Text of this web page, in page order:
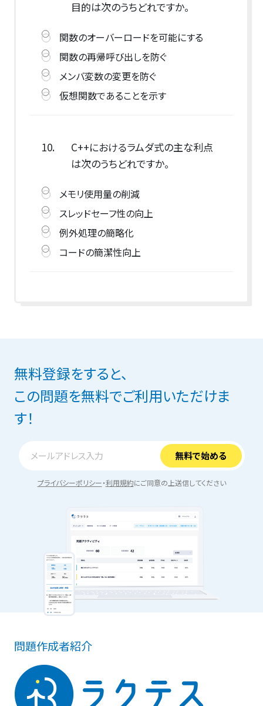
目的は次のうちどれですか。
関数のオーバーロードを可能にする
関数の再帰呼び出しを防ぐ
メンバ変数の変更を防ぐ
仮想関数であることを示す
10.
C++におけるラムダ式の主な利点
は次のうちどれですか。
メモリ使用量の削減
スレッドセーフ性の向上
例外処理の簡略化
コードの簡潔性向上
無料登録をすると、
この問題を無料でご利用いただけま
す！
プライバシーポリシー・利用規約にご同意の上送信してください
問題作成者紹介